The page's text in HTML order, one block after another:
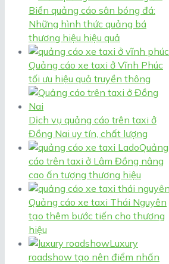
Biển quảng cáo sân bóng đá:
Những hình thức quảng bá
thương hiệu hiệu quả
Quảng cáo xe taxi ở Vĩnh Phúc
tối ưu hiệu quả truyền thông
Dịch vụ quảng cáo trên taxi ở
Đồng Nai uy tín, chất lượng
Quảng
cáo trên taxi ở Lâm Đồng nâng
cao ấn tượng thương hiệu
Quảng cáo xe taxi Thái Nguyên
tạo thêm bước tiến cho thương
hiệu
Luxury
roadshow tạo nên điểm nhấn